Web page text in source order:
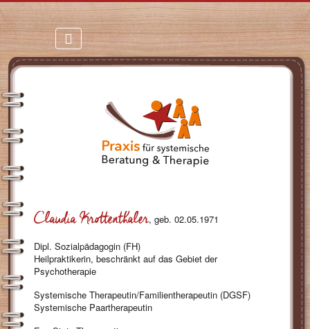
Claudia Krottenthaler, geb. 02.05.1971
Dipl. Sozialpädagogin (FH)
Heilpraktikerin, beschränkt auf das Gebiet der
Psychotherapie
Systemische Therapeutin/Familientherapeutin (DGSF)
Systemische Paartherapeutin